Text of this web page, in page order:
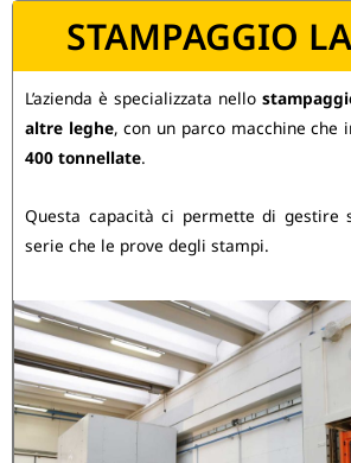
STAMPAGGIO
L’azienda è specializzata nello
altre leghe, con un parco macchine che
400 tonnellate.
Questa capacità ci permette di gestire
serie che le prove degli stampi.